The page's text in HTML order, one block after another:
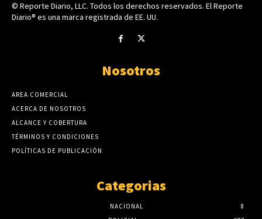
© Reporte Diario, LLC. Todos los derechos reservados. El Reporte
Diario® es una marca registrada de EE. UU.
Nosotros
AREA COMERCIAL
ACERCA DE NOSOTROS
ALCANCE Y COBERTURA
TÉRMINOS Y CONDICIONES
POLÍTICAS DE PUBLICACIÓN
Categorias
NACIONAL
8